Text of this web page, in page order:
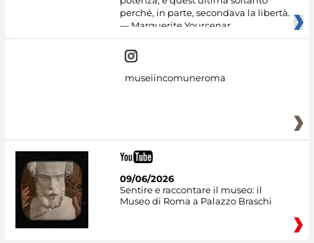
perché, in parte, secondava la libertà.
— Marguerite Yourcenar
museiincomuneroma
09/06/2026
Sentire e raccontare il museo: il
Museo di Roma a Palazzo Braschi